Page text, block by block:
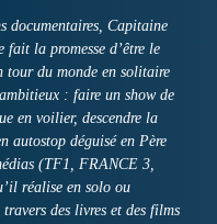
documentaires, Capitaine
fait la promesse d’être le
tour du monde en solitaire
: faire un show de
en voilier, descendre la
autostop déguisé en Père
(TF1, FRANCE 3,
réalise en solo ou
des livres et des films